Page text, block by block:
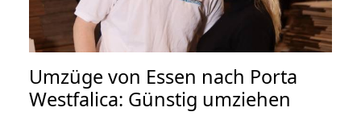
Umzüge von Essen nach Porta
Westfalica: Günstig umziehen